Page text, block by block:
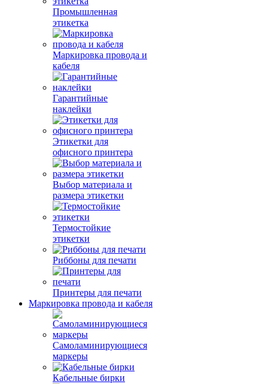
Промышленная
этикетка
Маркировка провода и
кабеля
Гарантийные
наклейки
Этикетки для
офисного принтера
Выбор материала и
размера этикетки
Термостойкие
этикетки
Риббоны для печати
Принтеры для печати
Маркировка провода и кабеля
Самоламинирующиеся
маркеры
Кабельные бирки